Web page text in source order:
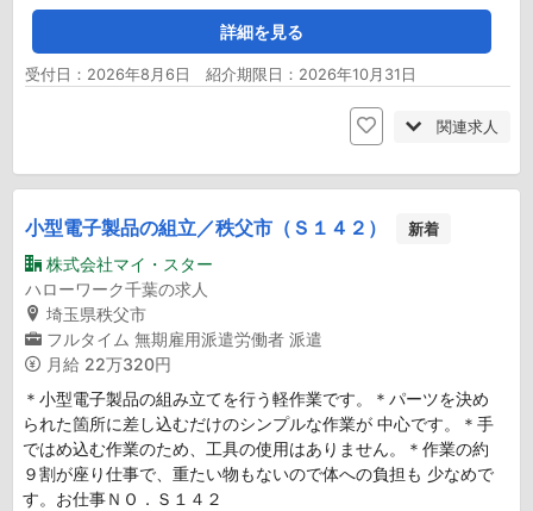
詳細を見る
受付日：2026年8月6日 紹介期限日：2026年10月31日
関連求人
小型電子製品の組立／秩父市（Ｓ１４２） 新着
株式会社マイ・スター
ハローワーク千葉の求人
埼玉県秩父市
フルタイム 無期雇用派遣労働者 派遣
月給 22万320円
＊小型電子製品の組み立てを行う軽作業です。＊パーツを決め
られた箇所に差し込むだけのシンプルな作業が 中心です。＊手
ではめ込む作業のため、工具の使用はありません。＊作業の約
９割が座り仕事で、重たい物もないので体への負担も 少なめで
す。お仕事ＮＯ．Ｓ１４２